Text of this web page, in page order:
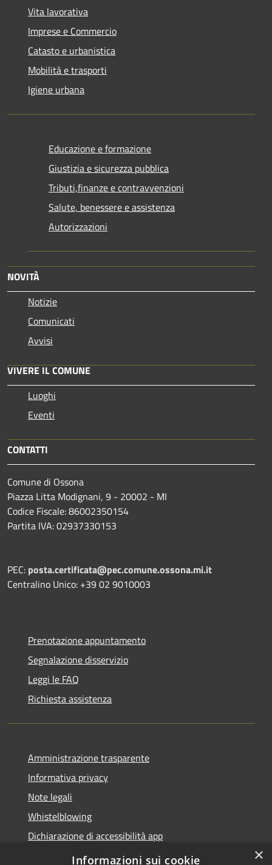
Vita lavorativa
Imprese e Commercio
Catasto e urbanistica
Mobilità e trasporti
Igiene urbana
Educazione e formazione
Giustizia e sicurezza pubblica
Tributi,finanze e contravvenzioni
Salute, benessere e assistenza
Autorizzazioni
NOVITÀ
Notizie
Comunicati
Avvisi
VIVERE IL COMUNE
Luoghi
Eventi
CONTATTI
Comune di Ossona
Piazza Litta Modignani, 9 - 20002 - MI
Codice Fiscale: 86002350154
Partita IVA: 02937330153
PEC: posta.certificata@pec.comune.ossona.mi.it
Centralino Unico: +39 02 9010003
Prenotazione appuntamento
Segnalazione disservizio
Leggi le FAQ
Richiesta assistenza
Amministrazione trasparente
Informativa privacy
Note legali
Whistelblowing
Dichiarazione di accessibilità app
Dichiarazione di accessibilità sito
×
Informazioni sui cookie